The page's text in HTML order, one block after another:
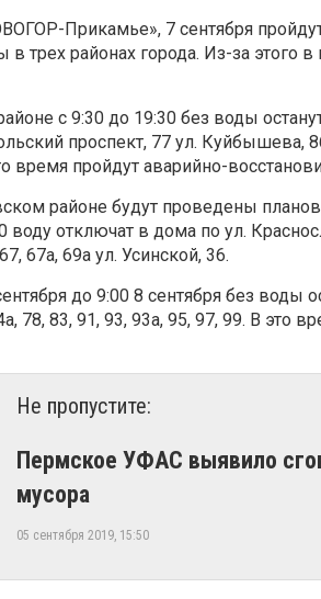
Прикамье», 7 сентября
в трех районах города. Из-за этого
с 9:30 до 19:30 без воды
проспект, 77 ул. Куйбышева,
время пройдут аварийно-
районе будут проведены
воду отключат в дома по ул.
67а, 69а ул. Усинской, 36.
до 9:00 8 сентября без
78, 83, 91, 93, 93а, 95, 97, 99. В это
Не пропустите:
​Пермское УФАС выявило
мусора
05 сентября 2019, 15:50